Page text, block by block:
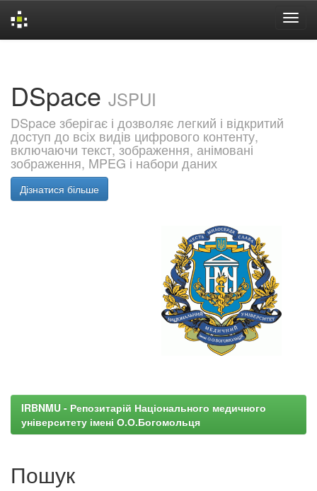
DSpace JSPUI
DSpace зберігає і дозволяє легкий і відкритий
доступ до всіх видів цифрового контенту,
включаючи текст, зображення, анімовані
зображення, MPEG і набори даних
Дізнатися більше
IRBNMU - Репозитарій Національного медичного
університету імені О.О.Богомольця
Пошук